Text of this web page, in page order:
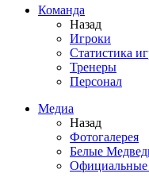
Команда
Назад
Игроки
Статистика
Тренеры
Персонал
Медиа
Назад
Фотогалерея
Белые
Официальные